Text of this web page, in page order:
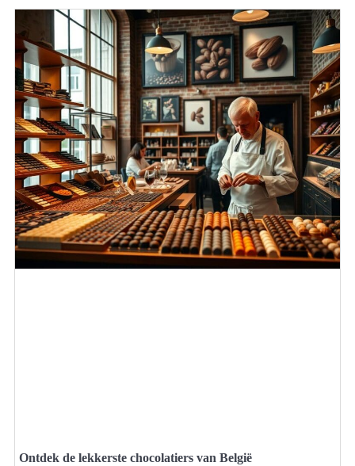
Ontdek de lekkerste chocolatiers van België